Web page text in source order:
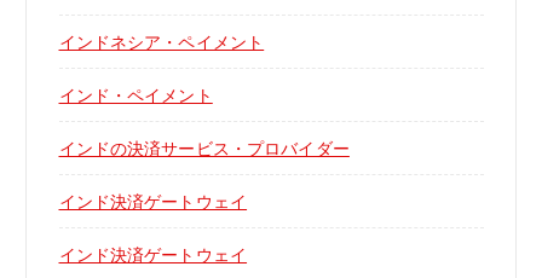
インドネシア・ペイメント
インド・ペイメント
インドの決済サービス・プロバイダー
インド決済ゲートウェイ
インド決済ゲートウェイ